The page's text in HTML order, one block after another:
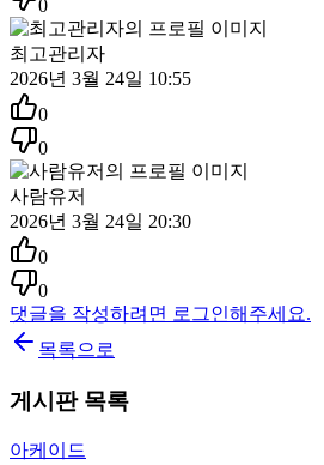
0
최고관리자
2026년 3월 24일 10:55
0
0
사람유저
2026년 3월 24일 20:30
0
0
댓글을 작성하려면 로그인해주세요.
목록으로
게시판 목록
아케이드